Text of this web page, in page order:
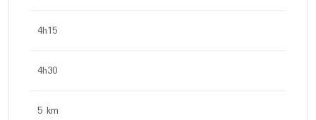
4h15
4h30
5 km